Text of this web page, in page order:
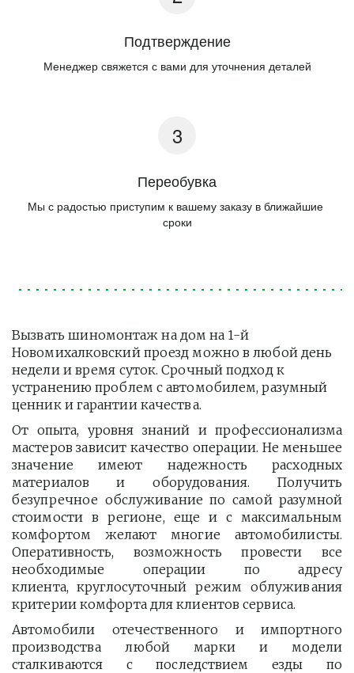
Подтверждение
Менеджер свяжется с вами для уточнения деталей
Переобувка
Мы с радостью приступим к вашему заказу в ближайшие
сроки
Вызвать шиномонтаж на дом на 1-й
Новомихалковский проезд можно в любой день
недели и время суток. Срочный подход к
устранению проблем с автомобилем, разумный
ценник и гарантии качества.
От опыта, уровня знаний и профессионализма
мастеров зависит качество операции. Не меньшее
значение имеют надежность расходных
материалов и оборудования. Получить
безупречное обслуживание по самой разумной
стоимости в регионе, еще и с максимальным
комфортом желают многие автомобилисты.
Оперативность, возможность провести все
необходимые операции по адресу
клиента, круглосуточный режим облуживания
критерии комфорта для клиентов сервиса.
Автомобили отечественного и импортного
производства любой марки и модели
сталкиваются с последствием езды по